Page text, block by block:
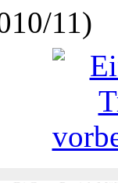
11)